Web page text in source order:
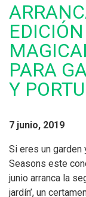
PARA
Y
7 junio, 2019
Si eres un garden
Seasons este
junio arranca la
jardín’, un